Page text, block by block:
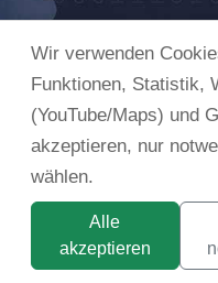
Wir verwenden
Funktionen, Statistik,
(YouTube/Maps) und
akzeptieren, nur
wählen.
Alle
akzeptieren